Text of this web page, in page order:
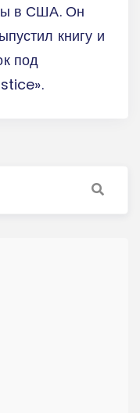
в США. Он
книгу и
под